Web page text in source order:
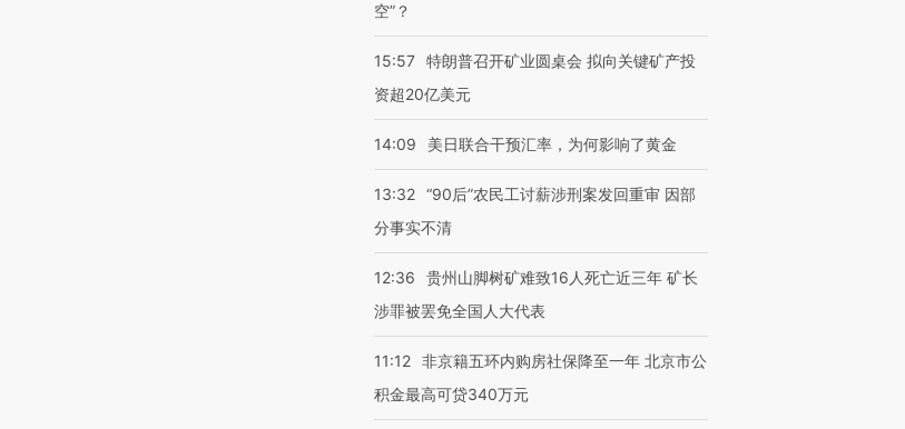
空”？
15:57 特朗普召开矿业圆桌会 拟向关键矿产投
资超20亿美元
14:09 美日联合干预汇率，为何影响了黄金
13:32 “90后”农民工讨薪涉刑案发回重审 因部
分事实不清
12:36
贵州山脚树矿难致16人死亡近三年 矿长
涉罪被罢免全国人大代表
11:12 非京籍五环内购房社保降至一年 北京市公
积金最高可贷340万元